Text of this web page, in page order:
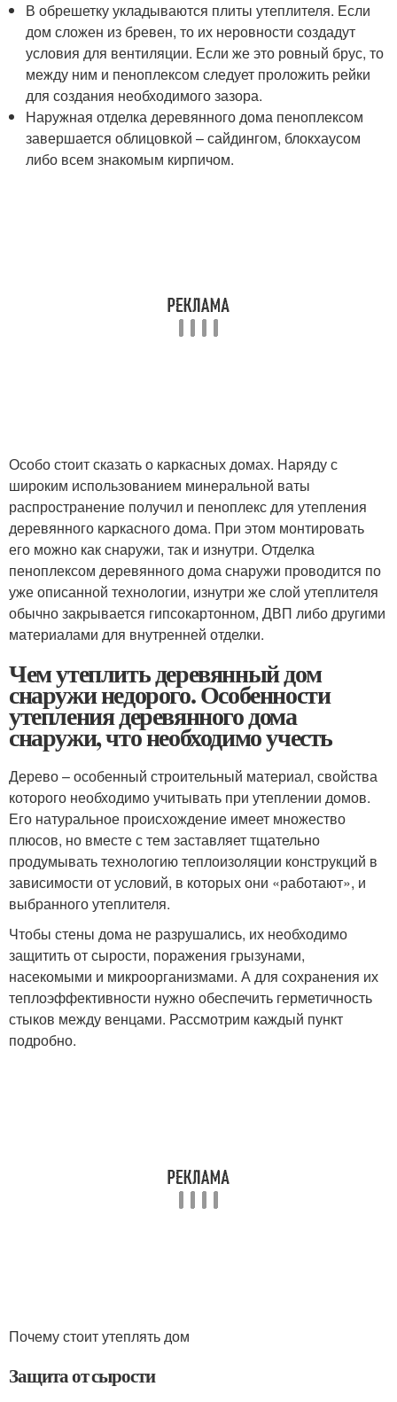
В обрешетку укладываются плиты утеплителя. Если
дом сложен из бревен, то их неровности создадут
условия для вентиляции. Если же это ровный брус, то
между ним и пеноплексом следует проложить рейки
для создания необходимого зазора.
Наружная отделка деревянного дома пеноплексом
завершается облицовкой – сайдингом, блокхаусом
либо всем знакомым кирпичом.
Особо стоит сказать о каркасных домах. Наряду с
широким использованием минеральной ваты
распространение получил и пеноплекс для утепления
деревянного каркасного дома. При этом монтировать
его можно как снаружи, так и изнутри. Отделка
пеноплексом деревянного дома снаружи проводится по
уже описанной технологии, изнутри же слой утеплителя
обычно закрывается гипсокартонном, ДВП либо другими
материалами для внутренней отделки.
Чем утеплить деревянный дом
снаружи недорого. Особенности
утепления деревянного дома
снаружи, что необходимо учесть
Дерево – особенный строительный материал, свойства
которого необходимо учитывать при утеплении домов.
Его натуральное происхождение имеет множество
плюсов, но вместе с тем заставляет тщательно
продумывать технологию теплоизоляции конструкций в
зависимости от условий, в которых они «работают», и
выбранного утеплителя.
Чтобы стены дома не разрушались, их необходимо
защитить от сырости, поражения грызунами,
насекомыми и микроорганизмами. А для сохранения их
теплоэффективности нужно обеспечить герметичность
стыков между венцами. Рассмотрим каждый пункт
подробно.
Почему стоит утеплять дом
Защита от сырости